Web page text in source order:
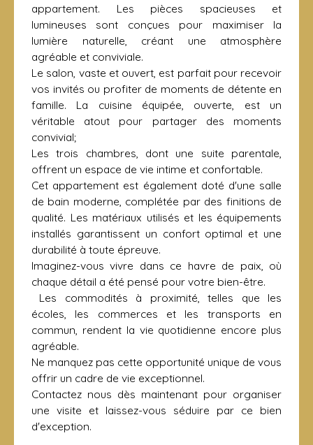
appartement. Les pièces spacieuses et
lumineuses sont conçues pour maximiser la
lumière naturelle, créant une atmosphère
agréable et conviviale.
Le salon, vaste et ouvert, est parfait pour recevoir
vos invités ou profiter de moments de détente en
famille. La cuisine équipée, ouverte, est un
véritable atout pour partager des moments
convivial;
Les trois chambres, dont une suite parentale,
offrent un espace de vie intime et confortable.
Cet appartement est également doté d'une salle
de bain moderne, complétée par des finitions de
qualité. Les matériaux utilisés et les équipements
installés garantissent un confort optimal et une
durabilité à toute épreuve.
Imaginez-vous vivre dans ce havre de paix, où
chaque détail a été pensé pour votre bien-être.
Les commodités à proximité, telles que les
écoles, les commerces et les transports en
commun, rendent la vie quotidienne encore plus
agréable.
Ne manquez pas cette opportunité unique de vous
offrir un cadre de vie exceptionnel.
Contactez nous dès maintenant pour organiser
une visite et laissez-vous séduire par ce bien
d'exception.